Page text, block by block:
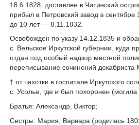
18.6.1828, доставлен в Читинский
прибыл в Петровский завод в сентябре
до 10 лет — 8.11.1832.
Освобожден по указу 14.12.1835 и
с. Вельское Иркутской губернии, куда
отдан под особый надзор местной
переписывание сочинений
† от чахотки в госпитале Иркутского
с. Усолье, где и был похоронен (могила
Братья: Александр, Виктор;
Сестры: Мария, Варвара (родилась